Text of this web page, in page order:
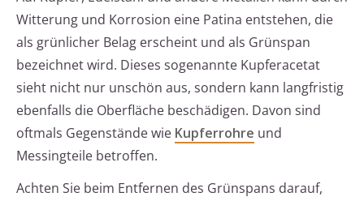
Witterung und Korrosion eine Patina entstehen, die
als grünlicher Belag erscheint und als Grünspan
bezeichnet wird. Dieses sogenannte Kupferacetat
sieht nicht nur unschön aus, sondern kann langfristig
ebenfalls die Oberfläche beschädigen. Davon sind
oftmals Gegenstände wie Kupferrohre und
Messingteile betroffen.
Achten Sie beim Entfernen des Grünspans darauf,